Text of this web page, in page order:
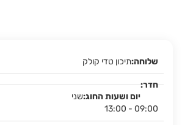
תיכון טדי קולק
שני
13:00 - 09:00